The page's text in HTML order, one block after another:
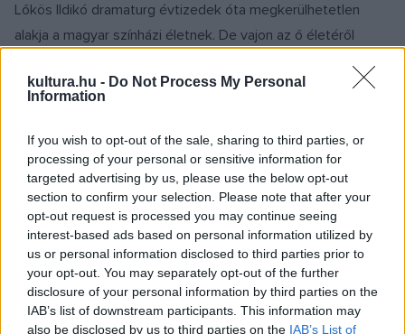
kultura.hu - Do Not Process My Personal
Information
If you wish to opt-out of the sale, sharing to third parties, or
processing of your personal or sensitive information for
targeted advertising by us, please use the below opt-out
section to confirm your selection. Please note that after your
opt-out request is processed you may continue seeing
interest-based ads based on personal information utilized by
us or personal information disclosed to third parties prior to
your opt-out. You may separately opt-out of the further
disclosure of your personal information by third parties on the
IAB’s list of downstream participants. This information may
also be disclosed by us to third parties on the IAB’s List of
Lőkös Ildikó dramaturg évtizedek óta megkerülhetetlen
alakja a magyar színházi életnek. De vajon az ő életéről
Mucsi Zoltán stand-up-estjén ő maga a
hős
Nemcsak mesél, hanem kihasználja, hogy a legtöbb
humoristával szemben ő színész: olykor bele is bújik egy-
egy felelevenített karakter bőrébe.
EGYÉB